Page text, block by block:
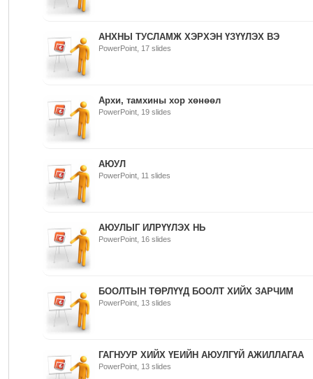
АНХНЫ ТУСЛАМЖ ХЭРХЭН ҮЗҮҮЛЭХ ВЭ
PowerPoint, 17 slides
Архи, тамхины хор хөнөөл
PowerPoint, 19 slides
АЮУЛ
PowerPoint, 11 slides
АЮУЛЫГ ИЛРҮҮЛЭХ НЬ
PowerPoint, 16 slides
БООЛТЫН ТӨРЛҮҮД БООЛТ ХИЙХ ЗАРЧИМ
PowerPoint, 13 slides
ГАГНУУР ХИЙХ ҮЕИЙН АЮУЛГҮЙ АЖИЛЛАГАА
PowerPoint, 13 slides